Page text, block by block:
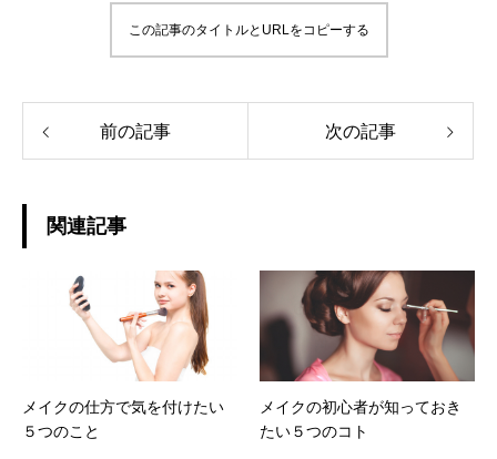
この記事のタイトルとURLをコピーする
前の記事 次の記事
関連記事
メイクの仕方で気を付けたい
５つのこと
メイクの初心者が知っておき
たい５つのコト